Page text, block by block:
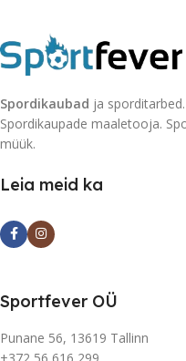
Spordikaubad ja sporditarbed.
Spordikaupade maaletooja.
müük.
Leia meid ka
Sportfever OÜ
Punane 56, 13619 Tallinn